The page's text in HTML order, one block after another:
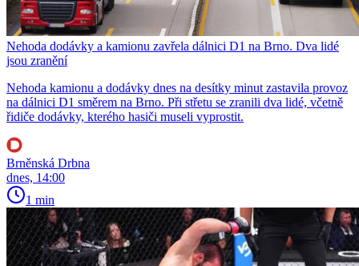
Nehoda dodávky a kamionu zavřela dálnici D1 na Brno. Dva lidé
jsou zranění
Nehoda kamionu a dodávky dnes na desítky minut zastavila provoz
na dálnici D1 směrem na Brno. Při střetu se zranili dva lidé, včetně
řidiče dodávky, kterého hasiči museli vyprostit.
Brněnská Drbna
dnes, 14:00
1 min